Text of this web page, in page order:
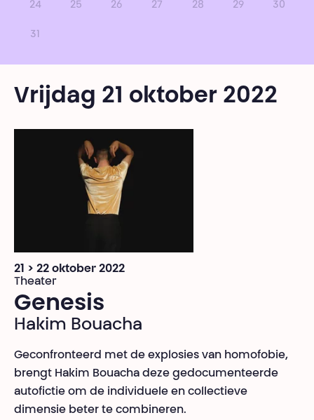
24 25 26 27 28 29 30
31
Vrijdag 21 oktober 2022
21 > 22 oktober 2022
Theater
Genesis
Hakim Bouacha
Geconfronteerd met de explosies van homofobie,
brengt Hakim Bouacha deze gedocumenteerde
autofictie om de individuele en collectieve
dimensie beter te combineren.